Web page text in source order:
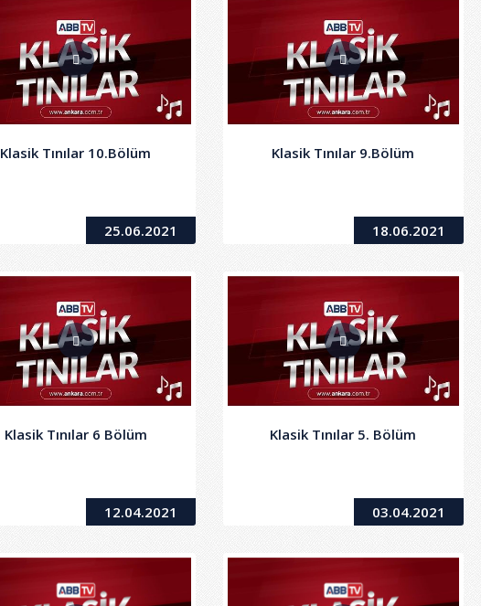
Klasik Tınılar 10.Bölüm
25.06.2021
Klasik Tınılar 9.Bölüm
18.06.2021
Klasik Tınılar 6 Bölüm
12.04.2021
Klasik Tınılar 5. Bölüm
03.04.2021